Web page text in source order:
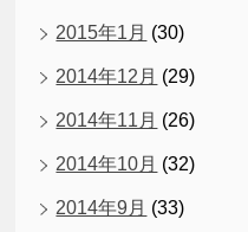
2015年1月 (30)
2014年12月 (29)
2014年11月 (26)
2014年10月 (32)
2014年9月 (33)